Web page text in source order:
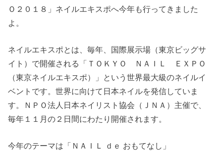
Ｏ２０１８」ネイルエキスポへ今年も行ってきました
よ。
ネイルエキスポとは、毎年、国際展示場（東京ビッグサ
イト）で開催される「ＴＯＫＹＯ ＮＡＩＬ ＥＸＰＯ
（東京ネイルエキスポ）」という世界最大級のネイルイ
ベントです。世界に向けて日本ネイルを発信していま
す。ＮＰＯ法人日本ネイリスト協会（ＪＮＡ）主催で、
毎年１１月の２日間にわたり開催されます。
今年のテーマは「ＮＡＩＬ ｄｅ おもてなし」